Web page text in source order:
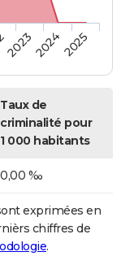
202320242025
Taux de
criminalité pour
1 000 habitants
0,00 ‰
exprimées en
chiffres de
.